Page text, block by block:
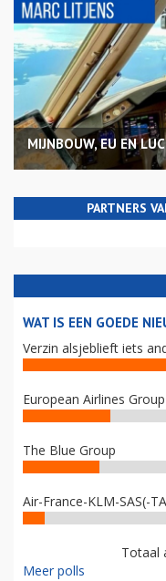
MIJNBOUW, EU EN
PARTNERS
WAT IS EEN GOEDE
Verzin alsjeblieft iets
European Airlines Group
The Blue Group
Air-France-KLM-SAS(-
Totaal
Meer polls